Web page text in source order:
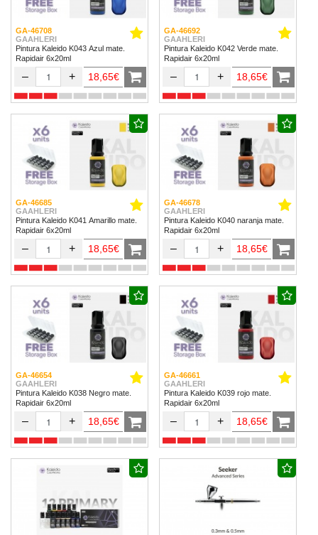
GA-46708
GAAHLERI
Pintura Kaleido K043 Azul mate.
Rapidair 6x20ml
– + 18,65€
GA-46692
GAAHLERI
Pintura Kaleido K042 Verde mate.
Rapidair 6x20ml
– + 18,65€
GA-46685
GAAHLERI
Pintura Kaleido K041 Amarillo mate.
Rapidair 6x20ml
– + 18,65€
GA-46678
GAAHLERI
Pintura Kaleido K040 naranja mate.
Rapidair 6x20ml
– + 18,65€
GA-46654
GAAHLERI
Pintura Kaleido K038 Negro mate.
Rapidair 6x20ml
– + 18,65€
GA-46661
GAAHLERI
Pintura Kaleido K039 rojo mate.
Rapidair 6x20ml
– + 18,65€